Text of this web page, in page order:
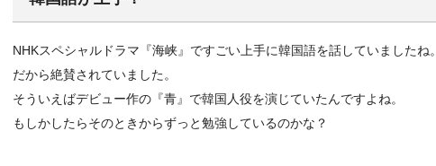
NHKスペシャルドラマ『海峡』ですごい上手に韓国語を話していましたね。
だから絶賛されていました。
そういえばデビュー作の『青』で韓国人役を演じていたんですよね。
もしかしたらそのときからずっと勉強しているのかな？